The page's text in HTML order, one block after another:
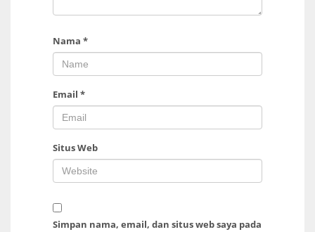
Nama *
Email *
Situs Web
Simpan nama, email, dan situs web saya pada